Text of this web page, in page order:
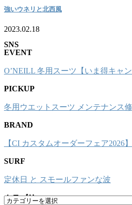
強いウネリと北西風
2023.02.18
SNS
EVENT
O’NEILL 冬用スーツ【いま得キャ
PICKUP
冬用ウエットスーツ メンテナンス
BRAND
【CI カスタムオーダーフェア2026
SURF
定休日 と スモールファンな波
カテゴリー
カ